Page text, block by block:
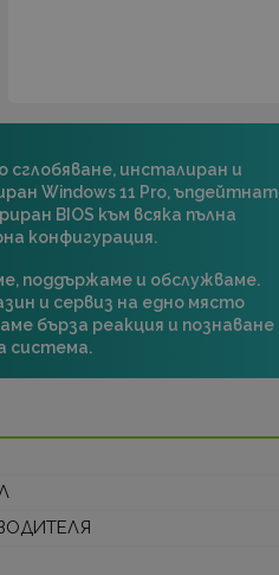
сглобяване, инсталиран и
Windows 11 Pro, ъпдейтнат
BIOS към всяка пълна
конфигурация.
поддържаме и обслужваме.
и сервиз на едно място
бърза реакция и познаване
система.